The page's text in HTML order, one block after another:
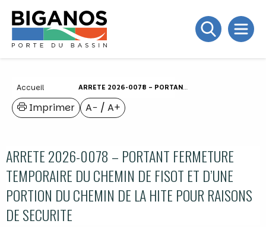
Accueil ARRETE 2026-0078 – PORTANT FERMETURE TEMPORAIRE DU CHEMIN DE FISOT ET D’UNE PORTION DU CHEMIN DE LA HITE POUR RAISONS DE SECURITE
A− / A+
Imprimer
ARRETE 2026-0078 – PORTANT FERMETURE
TEMPORAIRE DU CHEMIN DE FISOT ET D’UNE
PORTION DU CHEMIN DE LA HITE POUR RAISONS
DE SECURITE